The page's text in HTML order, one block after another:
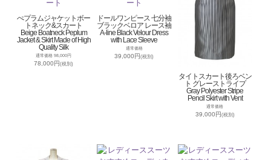
ぺプラムジャケットボー
トネック&スカート
Beige Boatneck Peplum
Jacket & Skirt Made of High
Quality Silk
通常価格 98,000円
78,000円(税別)
ドールワンピース 七分袖
ブラックベロア レース袖
A-line Black Velour Dress
with Lace Sleeve
通常価格
39,000円(税別)
タイトスカート後ろベン
ト グレーストライプ
Gray Polyester Stripe
Pencil Skirt with Vent
通常価格
39,000円(税別)